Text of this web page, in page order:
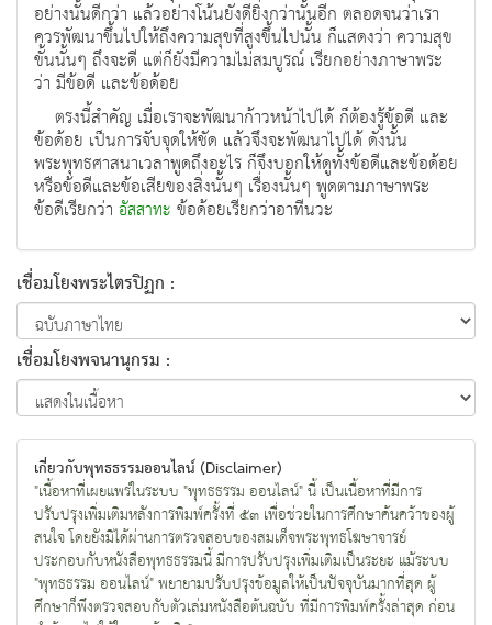
อย่างนั้นดีกว่า แล้วอย่างโน้นยังดียิ่งกว่านั้นอีก ตลอดจนว่าเรา
ควรพัฒนาขึ้นไปให้ถึงความสุขที่สูงขึ้นไปนั้น ก็แสดงว่า ความสุข
ขั้นนั้นๆ ถึงจะดี แต่ก็ยังมีความไม่สมบูรณ์ เรียกอย่างภาษาพระ
ว่า มีข้อดี และข้อด้อย
ตรงนี้สำคัญ เมื่อเราจะพัฒนาก้าวหน้าไปได้ ก็ต้องรู้ข้อดี และ
ข้อด้อย เป็นการจับจุดให้ชัด แล้วจึงจะพัฒนาไปได้ ดังนั้น
พระพุทธศาสนาเวลาพูดถึงอะไร ก็จึงบอกให้ดูทั้งข้อดีและข้อด้อย
หรือข้อดีและข้อเสียของสิ่งนั้นๆ เรื่องนั้นๆ พูดตามภาษาพระ
ข้อดีเรียกว่า อัสสาทะ ข้อด้อยเรียกว่าอาทีนวะ
เชื่อมโยงพระไตรปิฏก :
เชื่อมโยงพจนานุกรม :
เกี่ยวกับพุทธธรรมออนไลน์ (Disclaimer)
"เนื้อหาที่เผยแพร่ในระบบ "พุทธธรรม ออนไลน์" นี้ เป็นเนื้อหาที่มีการ
ปรับปรุงเพิ่มเติมหลังการพิมพ์ครั้งที่ ๕๓ เพื่อช่วยในการศึกษาค้นคว้าของผู้
สนใจ โดยยังมิได้ผ่านการตรวจสอบของสมเด็จพระพุทธโฆษาจารย์
ประกอบกับหนังสือพุทธธรรมนี้ มีการปรับปรุงเพิ่มเติมเป็นระยะ แม้ระบบ
"พุทธธรรม ออนไลน์" พยายามปรับปรุงข้อมูลให้เป็นปัจจุบันมากที่สุด ผู้
ศึกษาก็พึงตรวจสอบกับตัวเล่มหนังสือต้นฉบับ ที่มีการพิมพ์ครั้งล่าสุด ก่อน